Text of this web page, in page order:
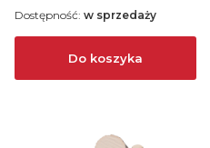
Do koszyka
Dostępność: w sprzedaży